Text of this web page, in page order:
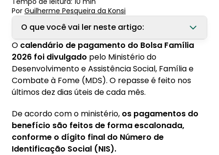
Por Guilherme Pesqueira da Konsi
O que você vai ler neste artigo:
1. Calendário de pagamento Bolsa Família
2026
2. Quem pode receber o Bolsa Família?
2.2. Como sacar o Bolsa Família?
3. Atualização cadastral
O calendário de pagamento do Bolsa Família
2026 foi divulgado pelo Ministério do
Desenvolvimento e Assistência Social, Família e
Combate à Fome (MDS). O repasse é feito nos
últimos dez dias úteis de cada mês.
De acordo com o ministério, os pagamentos do
benefício são feitos de forma escalonada,
conforme o dígito final do Número de
Identificação Social (NIS).